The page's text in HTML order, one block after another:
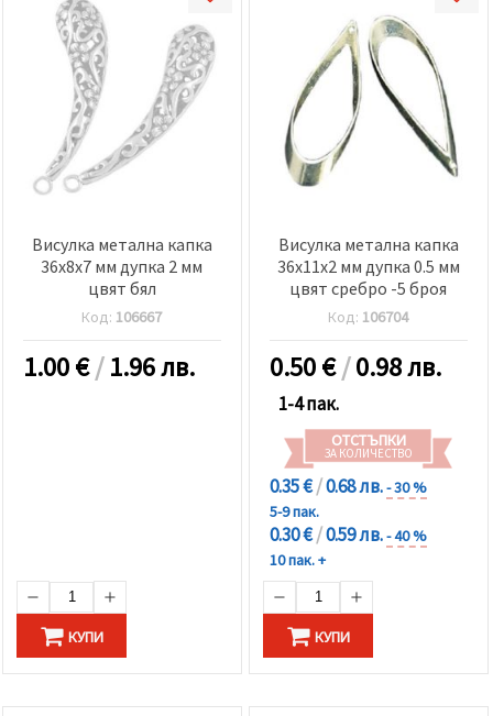
Висулка метална капка
36x8x7 мм дупка 2 мм
цвят бял
Код: 106667
1.00€/1.96 лв.
КУПИ
Висулка метална капка
36x11x2 мм дупка 0.5 мм
цвят сребро -5 броя
Код: 106704
0.50€/0.98 лв.
1-4 пак.
ОТСТЪПКИ
ЗА КОЛИЧЕСТВО
0.35 €/0.68 лв.- 30 %
5-9 пак.
0.30 €/0.59 лв.- 40 %
10 пак. +
КУПИ